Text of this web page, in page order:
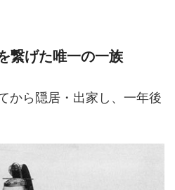
繋げた唯一の一族
から隠居・出家し、一年後